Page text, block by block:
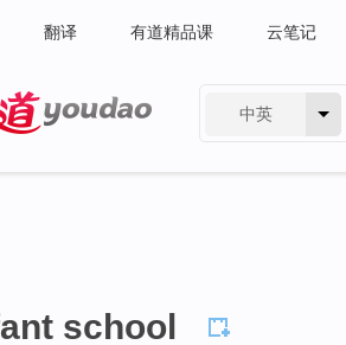
翻译 有道精品课 云笔记
中英
school